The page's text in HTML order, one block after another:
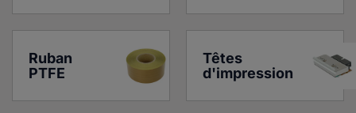
Ruban
PTFE
Têtes
d'impression